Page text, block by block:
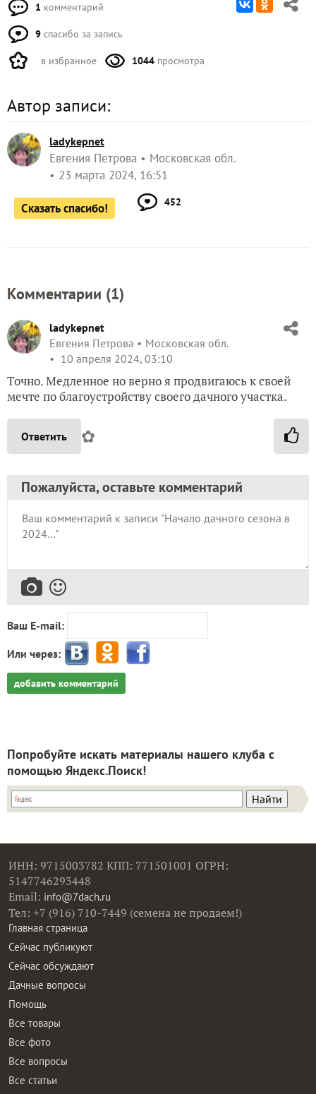
1 комментарий
9 спасибо за запись
в избранное 1044 просмотра
Автор записи:
ladykepnet
Евгения Петрова
Московская обл.
23 марта 2024, 16:51
Сказать спасибо! 452
Комментарии (1)
ladykepnet
Евгения Петрова
Московская обл.
10 апреля 2024, 03:10
Точно. Медленное но верно я продвигаюсь к своей
мечте по благоустройству своего дачного участка.
Ответить ✿
Пожалуйста, оставьте комментарий
Ваш E-mail:
Или через:
добавить комментарий
Попробуйте искать материалы нашего клуба с
помощью Яндекс.Поиск!
ИНН: 9715003782 КПП: 771501001 ОГРН:
5147746293448
Email: info@7dach.ru
Тел: +7 (916) 710-7449 (семена не продаем!)
Главная страница
Сейчас публикуют
Сейчас обсуждают
Дачные вопросы
Помощь
Все товары
Все фото
Все вопросы
Все статьи